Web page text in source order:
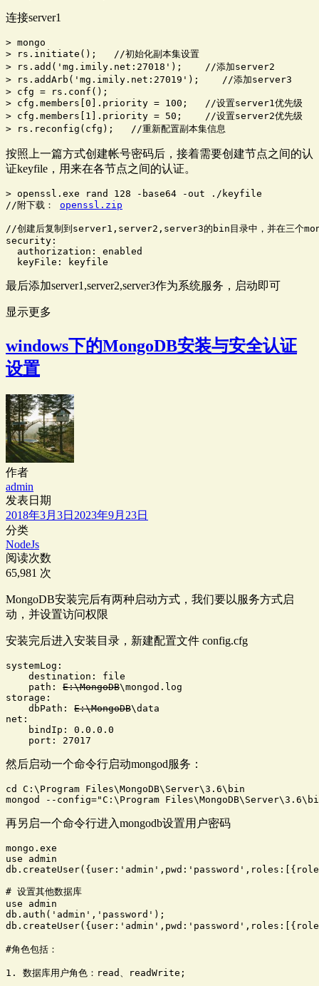
连接server1
> mongo
> rs.initiate();   //初始化副本集设置
> rs.add('mg.imily.net:27018');    //添加server2
> rs.addArb('mg.imily.net:27019');    //添加server3
> cfg = rs.conf();
> cfg.members[0].priority = 100;   //设置server1优先级
> cfg.members[1].priority = 50;    //设置server2优先级
> rs.reconfig(cfg);   //重新配置副本集信息
按照上一篇方式创建帐号密码后，接着需要创建节点之间的认
证keyfile，用来在各节点之间的认证。
> openssl.exe rand 128 -base64 -out ./keyfile
//附下载： openssl.zip
//创建后复制到server1,server2,server3的bin目录中，并在三个
security:
  authorization: enabled
  keyFile: keyfile
最后添加server1,server2,server3作为系统服务，启动即可
显示更多
windows下的MongoDB安装与安全认证
设置
作者
admin
发表日期
2018年3月3日 2023年9月23日
分类
NodeJs
阅读次数
65,981 次
MongoDB安装完后有两种启动方式，我们要以服务方式启
动，并设置访问权限
安装完后进入安装目录，新建配置文件 config.cfg
systemLog:
    destination: file
    path:
E:\MongoDB\mongod.log
storage:
    dbPath:
E:\MongoDB\data
net:
    bindIp: 0.0.0.0
    port: 27017
然后启动一个命令行启动mongod服务：
cd C:\Program Files\MongoDB\Server\3.6\bin
mongod --config="C:\Program
再另启一个命令行进入mongodb设置用户密码
mongo.exe
use admin
# 设置其他数据库
use admin
db.auth('admin','password');
#角色包括：
1. 数据库用户角色：read、readWrite;